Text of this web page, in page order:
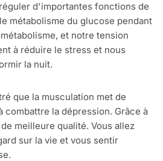
d'importantes fonctions de
métabolisme du glucose pendant
et notre tension
à réduire le stress et nous
la nuit.
que la musculation met de
combattre la dépression. Grâce à
meilleure qualité. Vous allez
sur la vie et vous sentir